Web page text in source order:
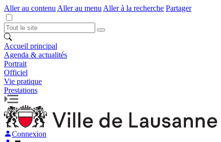
Aller au contenu Aller au menu Aller à la recherche Partager
Accueil principal
Agenda & actualités
Portrait
Officiel
Vie pratique
Prestations
Connexion